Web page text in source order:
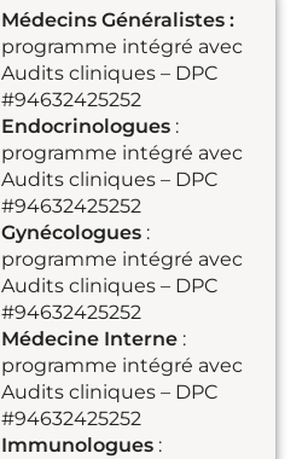
Médecins Généralistes :
programme intégré avec
Audits cliniques – DPC
#94632425252
Endocrinologues :
programme intégré avec
Audits cliniques – DPC
#94632425252
Gynécologues :
programme intégré avec
Audits cliniques – DPC
#94632425252
Médecine Interne :
programme intégré avec
Audits cliniques – DPC
#94632425252
Immunologues :